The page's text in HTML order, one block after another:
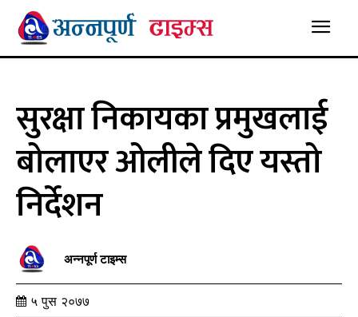
सुरक्षा निकायका प्रमुखलाई
बोलाएर ओलीले दिए यस्तो
निर्देशन
अन्नपूर्ण टाइम्स
५ पुस २०७७